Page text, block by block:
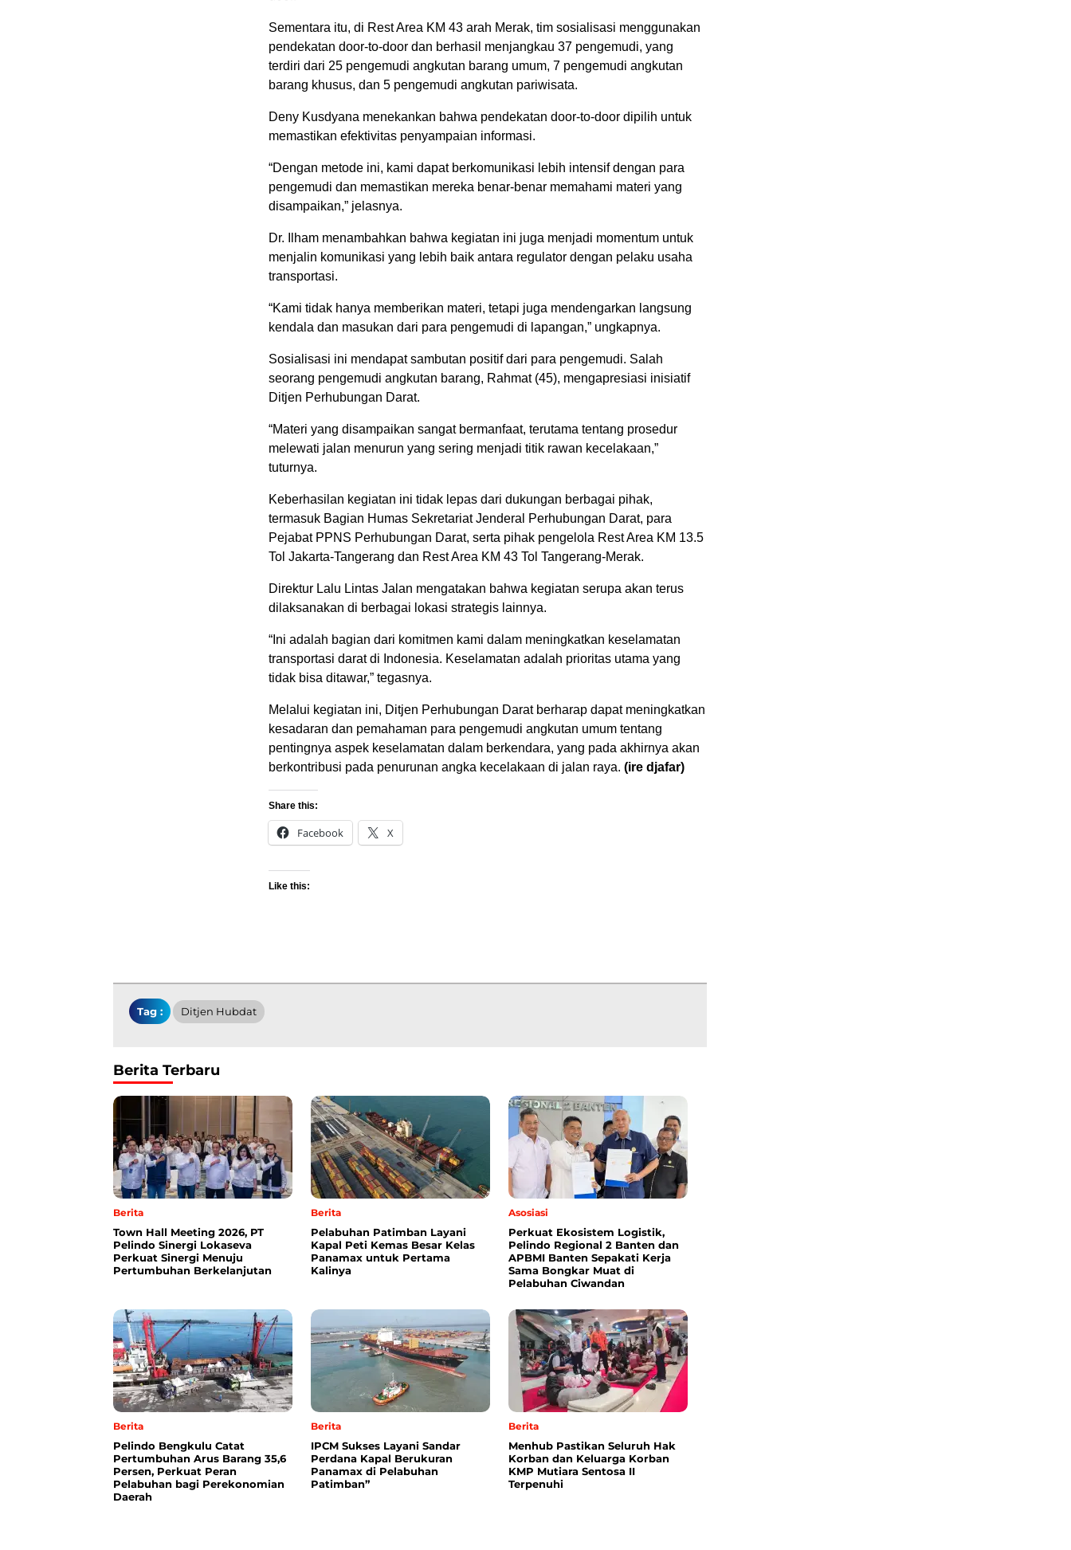
Sementara itu, di Rest Area KM 43 arah Merak, tim sosialisasi menggunakan
pendekatan door-to-door dan berhasil menjangkau 37 pengemudi, yang
terdiri dari 25 pengemudi angkutan barang umum, 7 pengemudi angkutan
barang khusus, dan 5 pengemudi angkutan pariwisata.
Deny Kusdyana menekankan bahwa pendekatan door-to-door dipilih untuk
memastikan efektivitas penyampaian informasi.
“Dengan metode ini, kami dapat berkomunikasi lebih intensif dengan para
pengemudi dan memastikan mereka benar-benar memahami materi yang
disampaikan,” jelasnya.
Dr. Ilham menambahkan bahwa kegiatan ini juga menjadi momentum untuk
menjalin komunikasi yang lebih baik antara regulator dengan pelaku usaha
transportasi.
“Kami tidak hanya memberikan materi, tetapi juga mendengarkan langsung
kendala dan masukan dari para pengemudi di lapangan,” ungkapnya.
Sosialisasi ini mendapat sambutan positif dari para pengemudi. Salah
seorang pengemudi angkutan barang, Rahmat (45), mengapresiasi inisiatif
Ditjen Perhubungan Darat.
“Materi yang disampaikan sangat bermanfaat, terutama tentang prosedur
melewati jalan menurun yang sering menjadi titik rawan kecelakaan,”
tuturnya.
Keberhasilan kegiatan ini tidak lepas dari dukungan berbagai pihak,
termasuk Bagian Humas Sekretariat Jenderal Perhubungan Darat, para
Pejabat PPNS Perhubungan Darat, serta pihak pengelola Rest Area KM 13.5
Tol Jakarta-Tangerang dan Rest Area KM 43 Tol Tangerang-Merak.
Direktur Lalu Lintas Jalan mengatakan bahwa kegiatan serupa akan terus
dilaksanakan di berbagai lokasi strategis lainnya.
“Ini adalah bagian dari komitmen kami dalam meningkatkan keselamatan
transportasi darat di Indonesia. Keselamatan adalah prioritas utama yang
tidak bisa ditawar,” tegasnya.
Melalui kegiatan ini, Ditjen Perhubungan Darat berharap dapat meningkatkan
kesadaran dan pemahaman para pengemudi angkutan umum tentang
pentingnya aspek keselamatan dalam berkendara, yang pada akhirnya akan
berkontribusi pada penurunan angka kecelakaan di jalan raya. (ire djafar)
Share this:
Facebook X
Like this:
Tag : Ditjen Hubdat
Berita Terbaru
Berita
Town Hall Meeting 2026, PT
Pelindo Sinergi Lokaseva
Perkuat Sinergi Menuju
Pertumbuhan Berkelanjutan
Berita
Pelabuhan Patimban Layani
Kapal Peti Kemas Besar Kelas
Panamax untuk Pertama
Kalinya
Asosiasi
Perkuat Ekosistem Logistik,
Pelindo Regional 2 Banten dan
APBMI Banten Sepakati Kerja
Sama Bongkar Muat di
Pelabuhan Ciwandan
Berita
Pelindo Bengkulu Catat
Pertumbuhan Arus Barang 35,6
Persen, Perkuat Peran
Pelabuhan bagi Perekonomian
Daerah
Berita
IPCM Sukses Layani Sandar
Perdana Kapal Berukuran
Panamax di Pelabuhan
Patimban”
Berita
Menhub Pastikan Seluruh Hak
Korban dan Keluarga Korban
KMP Mutiara Sentosa II
Terpenuhi